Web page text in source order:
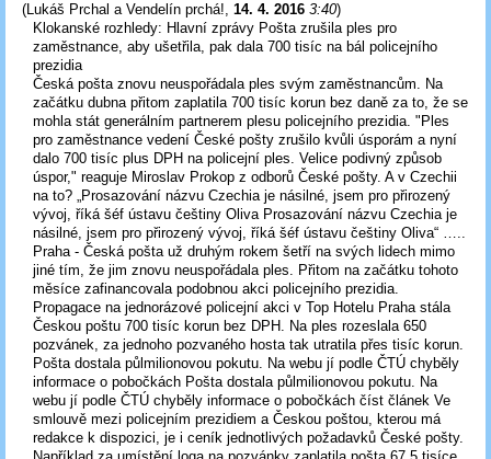
(Lukáš Prchal a Vendelín prchá!, 14. 4. 2016 3:40)
Klokanské rozhledy: Hlavní zprávy Pošta zrušila ples pro
zaměstnance, aby ušetřila, pak dala 700 tisíc na bál policejního
prezidia
Česká pošta znovu neuspořádala ples svým zaměstnancům. Na
začátku dubna přitom zaplatila 700 tisíc korun bez daně za to, že se
mohla stát generálním partnerem plesu policejního prezidia. "Ples
pro zaměstnance vedení České pošty zrušilo kvůli úsporám a nyní
dalo 700 tisíc plus DPH na policejní ples. Velice podivný způsob
úspor," reaguje Miroslav Prokop z odborů České pošty. A v Czechii
na to? „Prosazování názvu Czechia je násilné, jsem pro přirozený
vývoj, říká šéf ústavu češtiny Oliva Prosazování názvu Czechia je
násilné, jsem pro přirozený vývoj, říká šéf ústavu češtiny Oliva“ …..
Praha - Česká pošta už druhým rokem šetří na svých lidech mimo
jiné tím, že jim znovu neuspořádala ples. Přitom na začátku tohoto
měsíce zafinancovala podobnou akci policejního prezidia.
Propagace na jednorázové policejní akci v Top Hotelu Praha stála
Českou poštu 700 tisíc korun bez DPH. Na ples rozeslala 650
pozvánek, za jednoho pozvaného hosta tak utratila přes tisíc korun.
Pošta dostala půlmilionovou pokutu. Na webu jí podle ČTÚ chyběly
informace o pobočkách Pošta dostala půlmilionovou pokutu. Na
webu jí podle ČTÚ chyběly informace o pobočkách číst článek Ve
smlouvě mezi policejním prezidiem a Českou poštou, kterou má
redakce k dispozici, je i ceník jednotlivých požadavků České pošty.